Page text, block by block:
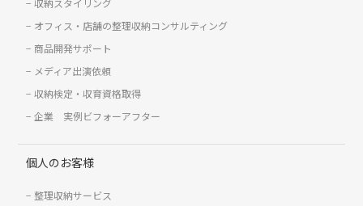
オフィス・店舗の整理収納コンサルティング
商品開発サポート
メディア出演依頼
収納検定・収育資格取得
企業 実例ビフォーアフター
個人のお客様
整理収納サービス